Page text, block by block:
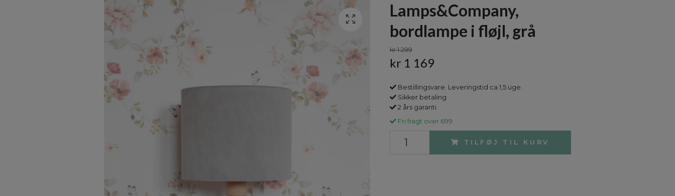
Lamps&Company,
bordlampe i fløjl, grå
kr 1 299
kr 1 169
Bestillingsvare. Leveringstid ca 1,5 uge.
Sikker betaling
2 års garanti
Fri fragt over 699
TILFØJ TIL KURV